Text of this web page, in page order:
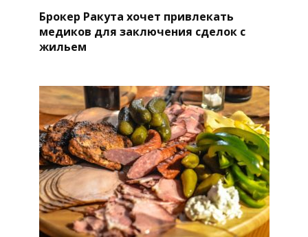
Брокер Ракута хочет привлекать
медиков для заключения сделок с
жильем